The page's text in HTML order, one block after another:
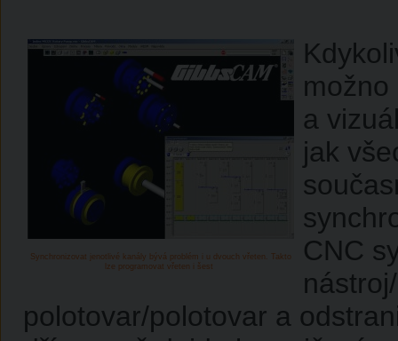
Synchronizovat jenotlivé kanály bývá problém i u dvouch vřeten. Takto
lze programovat vřeten i šest
a
jak
CNC
polotovar/polotovar a